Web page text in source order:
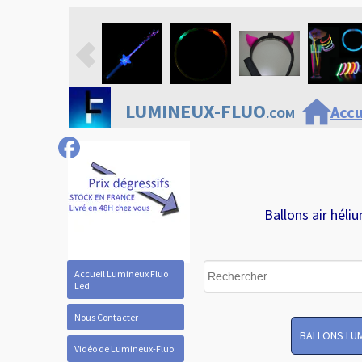
Accueil Lumineux Fluo
Led
Nous Contacter
Vidéo de Lumineux-Fluo
LUMINEUX-FLUO.COMhome
Ballons air
BALLONS